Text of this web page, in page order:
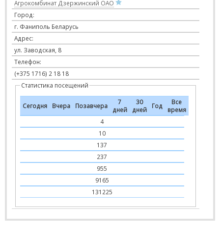
Агрокомбинат Дзержинский ОАО
Город:
г. Фаниполь Беларусь
Адрес:
ул. Заводская, 8
Телефон:
(+375 1716) 2 18 18
Статистика посещений
Сегодня Вчера Позавчера
7
дней
30
дней
Год
Все
время
4
10
137
237
955
9165
131225